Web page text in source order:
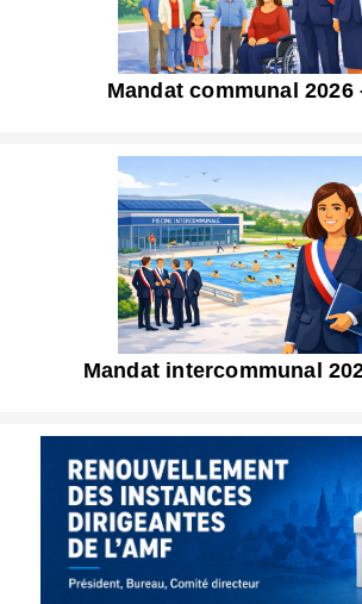
Mandat communal 2026
Mandat intercommunal